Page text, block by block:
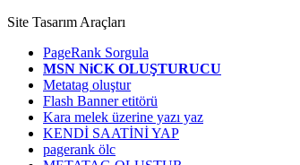
Site Tasarım Araçları
PageRank Sorgula
MSN NiCK OLUŞTURUCU
Metatag oluştur
Flash Banner etitörü
Kara melek üzerine yazı yaz
KENDİ SAATİNİ YAP
pagerank ölc